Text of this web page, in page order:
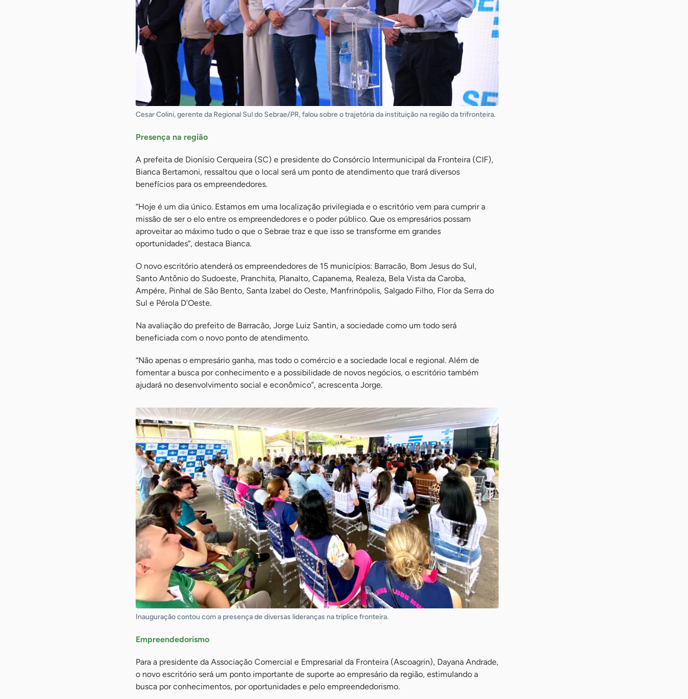
Cesar Colini, gerente da Regional Sul do Sebrae/PR, falou sobre o trajetória da instituição na região da trifronteira.
Presença na região
A prefeita de Dionísio Cerqueira (SC) e presidente do Consórcio Intermunicipal da Fronteira (CIF),
Bianca Bertamoni, ressaltou que o local será um ponto de atendimento que trará diversos
benefícios para os empreendedores.
“Hoje é um dia único. Estamos em uma localização privilegiada e o escritório vem para cumprir a
missão de ser o elo entre os empreendedores e o poder público. Que os empresários possam
aproveitar ao máximo tudo o que o Sebrae traz e que isso se transforme em grandes
oportunidades”, destaca Bianca.
O novo escritório atenderá os empreendedores de 15 municípios: Barracão, Bom Jesus do Sul,
Santo Antônio do Sudoeste, Pranchita, Planalto, Capanema, Realeza, Bela Vista da Caroba,
Ampére, Pinhal de São Bento, Santa Izabel do Oeste, Manfrinópolis, Salgado Filho, Flor da Serra do
Sul e Pérola D’Oeste.
Na avaliação do prefeito de Barracão, Jorge Luiz Santin, a sociedade como um todo será
beneficiada com o novo ponto de atendimento.
“Não apenas o empresário ganha, mas todo o comércio e a sociedade local e regional. Além de
fomentar a busca por conhecimento e a possibilidade de novos negócios, o escritório também
ajudará no desenvolvimento social e econômico”, acrescenta Jorge.
Inauguração contou com a presença de diversas lideranças na tríplice fronteira.
Empreendedorismo
Para a presidente da Associação Comercial e Empresarial da Fronteira (Ascoagrin), Dayana Andrade,
o novo escritório será um ponto importante de suporte ao empresário da região, estimulando a
busca por conhecimentos, por oportunidades e pelo empreendedorismo.